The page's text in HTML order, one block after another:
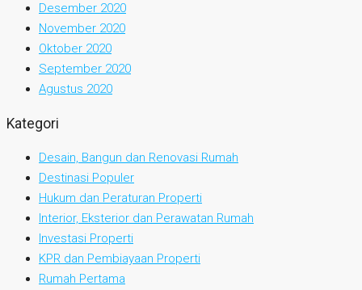
Desember 2020
November 2020
Oktober 2020
September 2020
Agustus 2020
Kategori
Desain, Bangun dan Renovasi Rumah
Destinasi Populer
Hukum dan Peraturan Properti
Interior, Eksterior dan Perawatan Rumah
Investasi Properti
KPR dan Pembiayaan Properti
Rumah Pertama